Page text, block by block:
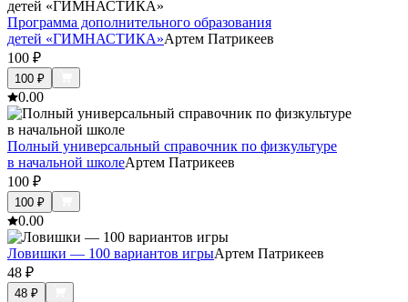
Программа дополнительного образования
детей «ГИМНАСТИКА»Артем Патрикеев
100 ₽
100 ₽
0.00
Полный универсальный справочник по физкультуре
в начальной школеАртем Патрикеев
100 ₽
100 ₽
0.00
Ловишки — 100 вариантов игрыАртем Патрикеев
48 ₽
48 ₽